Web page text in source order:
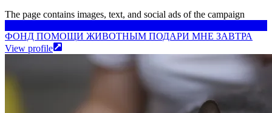
The page contains images, text, and social ads of the campaign
ФОНД ПОМОЩИ ЖИВОТНЫМ ПОДАРИ МНЕ ЗАВТРА
View profile